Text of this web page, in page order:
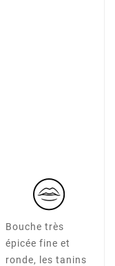
Bouche très
épicée fine et
ronde, les tanins